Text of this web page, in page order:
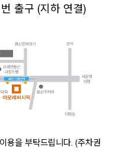
출구 (지하 연결)
용을 부탁드립니다. (주차권